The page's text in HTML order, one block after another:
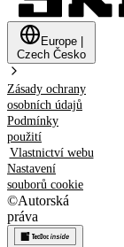
Europe
Czech Česko
Zásady ochrany
osobních údajů
Podmínky
použití
Vlastnictví webu
Nastavení
souborů cookie
©Autorská
práva